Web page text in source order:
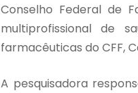
Conselho Federal de
multiprofissional de
farmacêuticas do CFF,
A pesquisadora